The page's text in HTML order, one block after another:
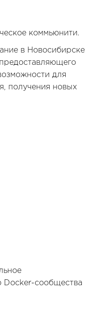
коммьюнити.
в Новосибирске
для
получения новых
Docker-сообщества